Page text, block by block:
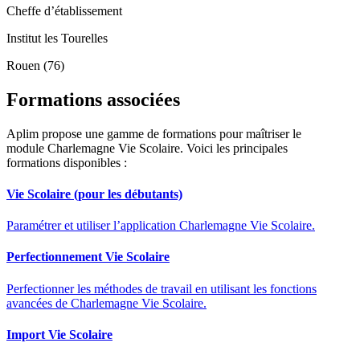
Cheffe d’établissement
Institut les Tourelles
Rouen (76)
Formations associées
Aplim propose une gamme de formations pour maîtriser le
module Charlemagne Vie Scolaire. Voici les principales
formations disponibles :
Vie Scolaire (pour les débutants)
Paramétrer et utiliser l’application Charlemagne Vie Scolaire.
Perfectionnement Vie Scolaire
Perfectionner les méthodes de travail en utilisant les fonctions
avancées de Charlemagne Vie Scolaire.
Import Vie Scolaire